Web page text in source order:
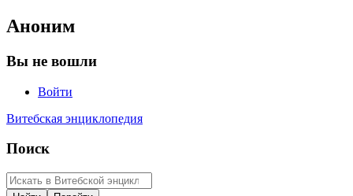
Аноним
Вы не вошли
Войти
Витебская энциклопедия
Поиск